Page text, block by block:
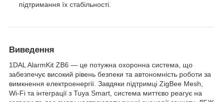
підтримання їх стабільності.
Виведення
1DAL AlarmKit ZB6 — це потужна охоронна система, що
забезпечує високий рівень безпеки та автономність роботи за
вимкнення електроенергії. Завдяки підтримці ZigBee Mesh,
Wi-Fi та інтеграції з Tuya Smart, система миттєво реагує на